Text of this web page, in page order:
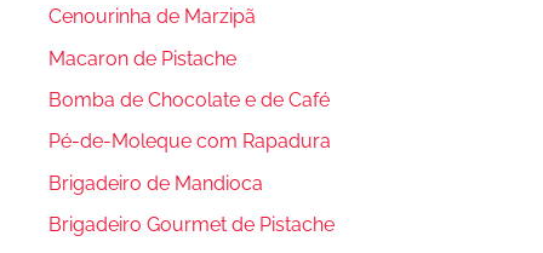
Cenourinha de Marzipã
Macaron de Pistache
Bomba de Chocolate e de Café
Pé-de-Moleque com Rapadura
Brigadeiro de Mandioca
Brigadeiro Gourmet de Pistache